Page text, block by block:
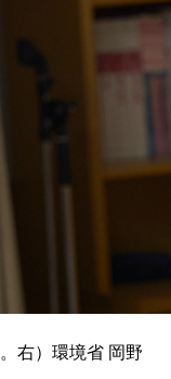
右）環境省 岡野